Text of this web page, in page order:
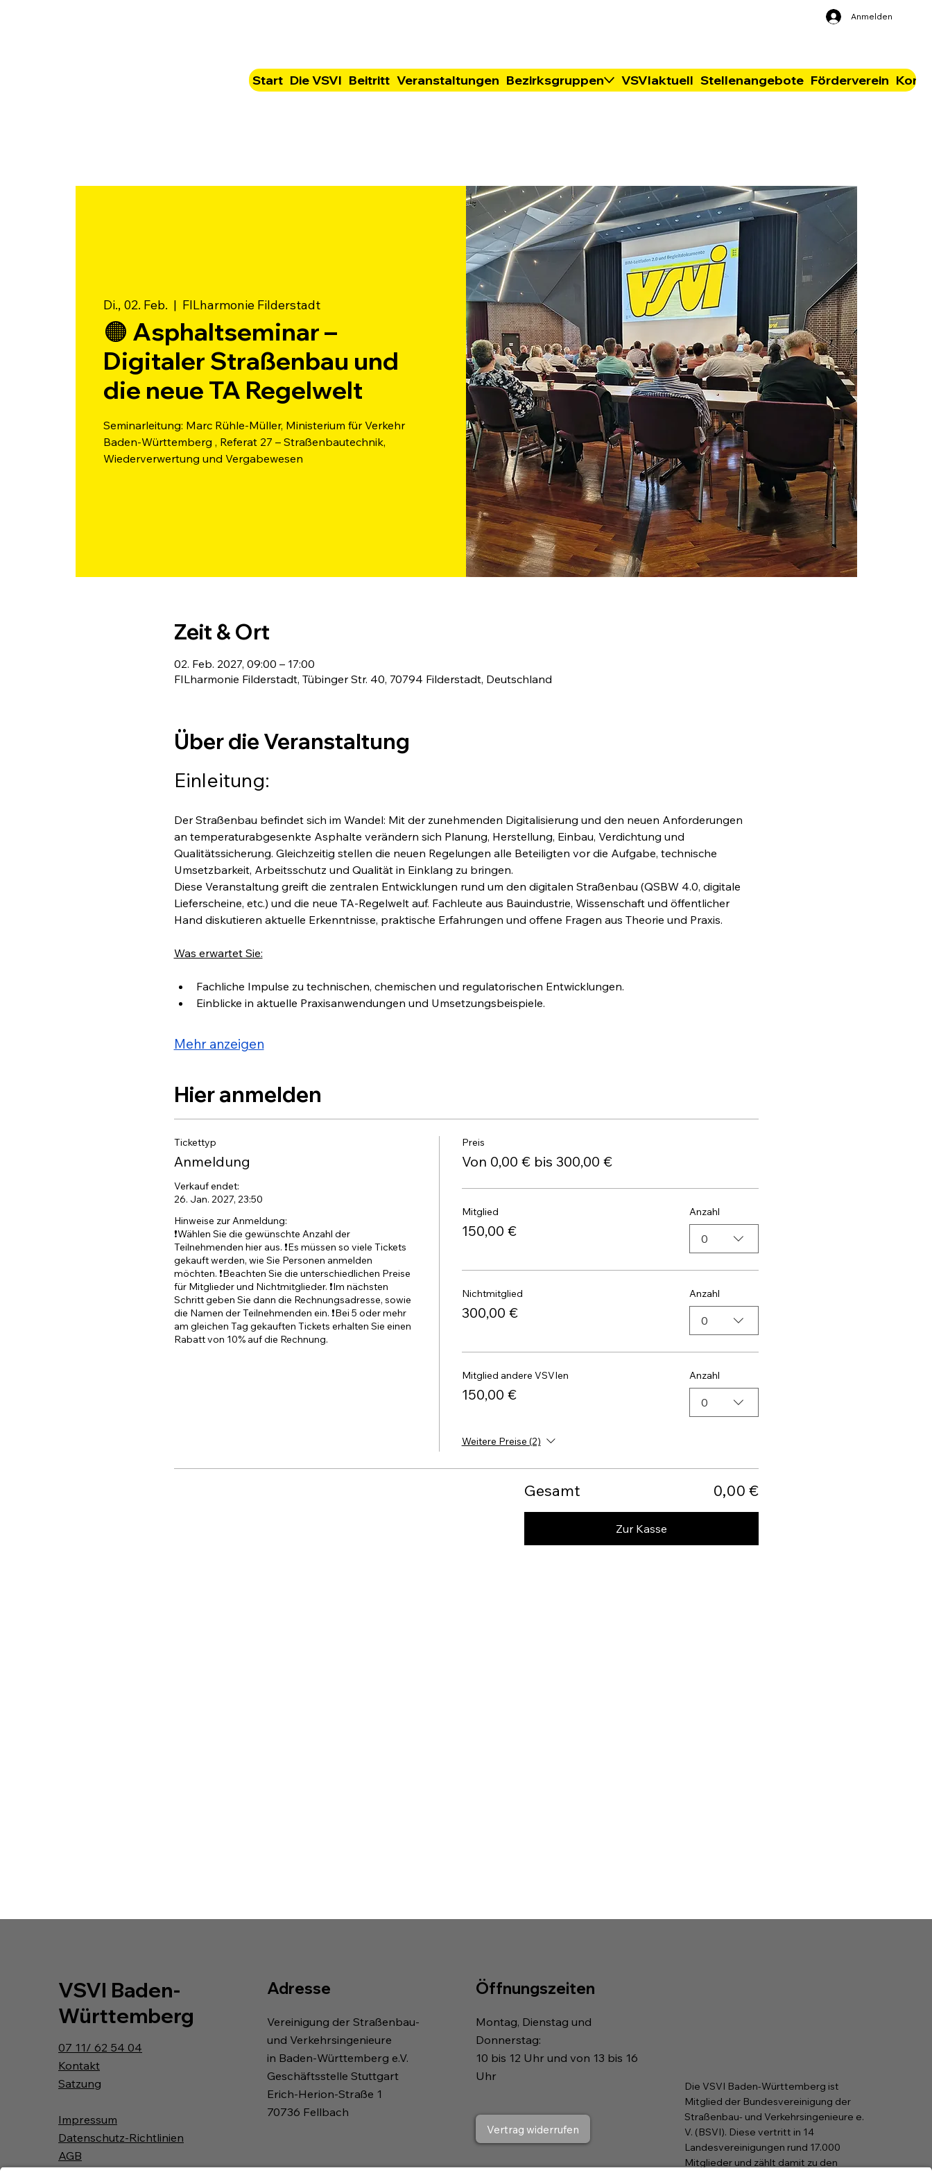
Start Die VSVI Beitritt Veranstaltungen Bezirksgruppen VSVIaktuell Stellenangebote Förderverein
Anmelden
VSVI Baden-
Württemberg
07 11/ 62 54 04
Kontakt
Satzung
Impressum
Datenschutz-Richtlinien
AGB
Adresse
Vereinigung der Straßenbau-
und Verkehrsingenieure
in Baden-Württemberg e.V.
Geschäftsstelle Stuttgart
Erich-Herion-Straße 1
70736 Fellbach
Öffnungszeiten
Montag, Dienstag und
Donnerstag:
10 bis 12 Uhr und von 13 bis 16
Uhr
Vertrag widerrufen
Die VSVI Baden-Württemberg ist
Mitglied der Bundesvereinigung der
Straßenbau- und Verkehrsingenieure e.
V. (BSVI). Diese vertritt in 14
Landesvereinigungen rund 17.000
Mitglieder und zählt damit zu den
Di., 02. Feb.
  |
FILharmonie Filderstadt
🟠 Asphaltseminar –
Digitaler Straßenbau und
die neue TA Regelwelt
Seminarleitung: Marc Rühle-Müller, Ministerium für Verkehr
Baden-Württemberg , Referat 27 – Straßenbautechnik,
Wiederverwertung und Vergabewesen
Zeit & Ort
02. Feb. 2027, 09:00 – 17:00
FILharmonie Filderstadt, Tübinger Str. 40, 70794 Filderstadt, Deutschland
Über die Veranstaltung
Einleitung:
Der Straßenbau befindet sich im Wandel: Mit der zunehmenden Digitalisierung und den neuen Anforderungen
an temperaturabgesenkte Asphalte verändern sich Planung, Herstellung, Einbau, Verdichtung und
Qualitätssicherung. Gleichzeitig stellen die neuen Regelungen alle Beteiligten vor die Aufgabe, technische
Umsetzbarkeit, Arbeitsschutz und Qualität in Einklang zu bringen.
Diese Veranstaltung greift die zentralen Entwicklungen rund um den digitalen Straßenbau (QSBW 4.0, digitale
Lieferscheine, etc.) und die neue TA‑Regelwelt auf. Fachleute aus Bauindustrie, Wissenschaft und öffentlicher
Hand diskutieren aktuelle Erkenntnisse, praktische Erfahrungen und offene Fragen aus Theorie und Praxis.
Was erwartet Sie:
Fachliche Impulse zu technischen, chemischen und regulatorischen Entwicklungen.
Einblicke in aktuelle Praxisanwendungen und Umsetzungsbeispiele.
Mehr anzeigen
Hier anmelden
Tickettyp
Anmeldung
Verkauf endet:
26. Jan. 2027, 23:50
Hinweise zur Anmeldung:
❗️Wählen Sie die gewünschte Anzahl der
Teilnehmenden hier aus. ❗️Es müssen so viele Tickets
gekauft werden, wie Sie Personen anmelden
möchten. ❗️Beachten Sie die unterschiedlichen Preise
für Mitglieder und Nichtmitglieder. ❗️Im nächsten
Schritt geben Sie dann die Rechnungsadresse, sowie
die Namen der Teilnehmenden ein. ❗️Bei 5 oder mehr
am gleichen Tag gekauften Tickets erhalten Sie einen
Rabatt von 10% auf die Rechnung.
Preis
Von 0,00 € bis 300,00 €
Mitglied
150,00 €
Anzahl
0
Nichtmitglied
300,00 €
Anzahl
0
Mitglied andere VSVIen
150,00 €
Anzahl
0
Weitere Preise (2)
Gesamt 0,00 €
Zur Kasse